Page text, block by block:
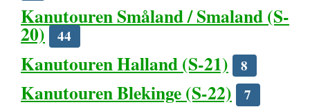
Kanutouren Småland / Smaland (S-
20) 44
Kanutouren Halland (S-21) 8
Kanutouren Blekinge (S-22) 7